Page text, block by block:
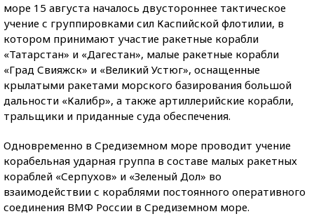
море 15 августа началось двустороннее тактическое
учение с группировками сил Каспийской флотилии, в
котором принимают участие ракетные корабли
«Татарстан» и «Дагестан», малые ракетные корабли
«Град Свияжск» и «Великий Устюг», оснащенные
крылатыми ракетами морского базирования большой
дальности «Калибр», а также артиллерийские корабли,
тральщики и приданные суда обеспечения.
Одновременно в Средиземном море проводит учение
корабельная ударная группа в составе малых ракетных
кораблей «Серпухов» и «Зеленый Дол» во
взаимодействии с кораблями постоянного оперативного
соединения ВМФ России в Средиземном море.